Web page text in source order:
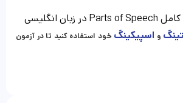
Parts of Speech در زبان انگلیسی
و اسپیکینگ خود استفاده کنید تا در آزمون